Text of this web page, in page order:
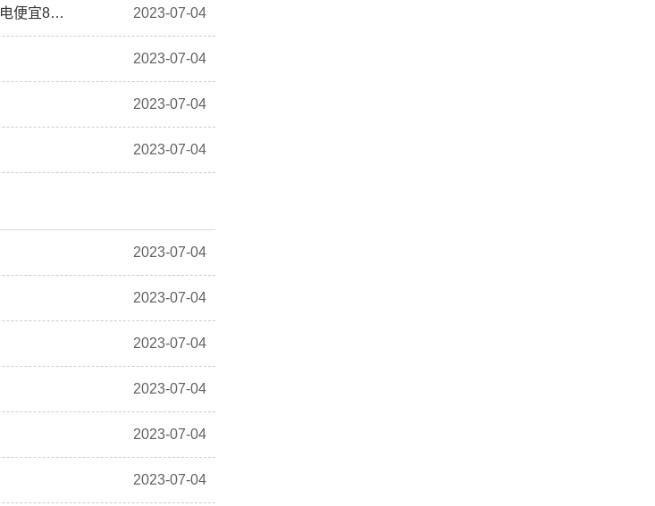
【全球快播报】四川售电市场 | 七月首轮电价大跌近三成 到手较电网代理购电便宜8分！市场蛋糕香喷喷！ 2023-07-04
2023-07-04
2023-07-04
2023-07-04
2023-07-04
2023-07-04
2023-07-04
2023-07-04
2023-07-04
2023-07-04